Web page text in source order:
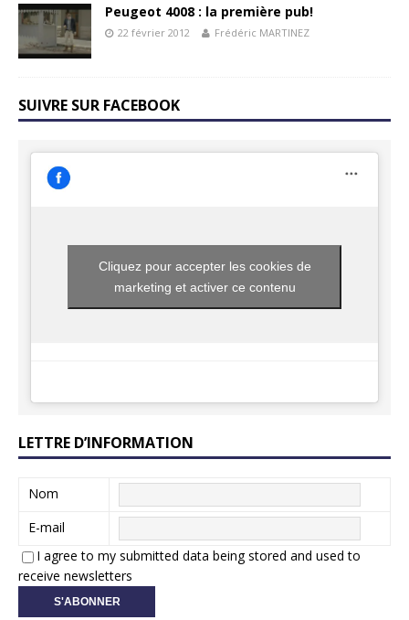
Peugeot 4008 : la première pub!
22 février 2012 Frédéric MARTINEZ
SUIVRE SUR FACEBOOK
Cliquez pour accepter les cookies de
marketing et activer ce contenu
LETTRE D’INFORMATION
Nom
E-mail
I agree to my submitted data being stored and used to
receive newsletters